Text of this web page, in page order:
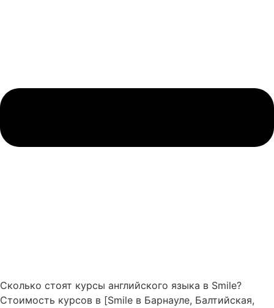
Сколько стоят курсы английского языка в Smile?
Стоимость курсов в [Smile в Барнауле, Балтийская,